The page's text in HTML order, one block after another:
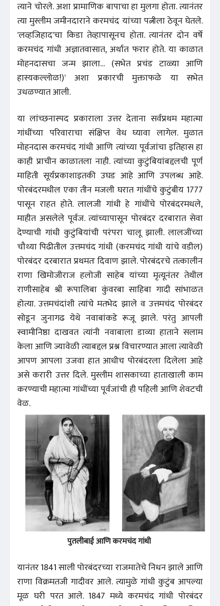
त्याने चोरले. अशा प्रामाणिक बापाचा हा मुलगा होता. त्यानंतर
त्या मुस्लीम जमीनदाराने करमचंद यांच्या पत्नीला ठेवून घेतले.
'लव्हजिहाद'चा किडा तेव्हापासूनच होता. त्यानंतर दोन वर्षे
करमचंद गांधी अज्ञातवासात, अर्थात फरार होते. या काळात
मोहनदासचा जन्म झाला… (सभेत प्रचंड टाळ्या आणि
हास्यकल्लोळ!)' अशा प्रकारची मुक्ताफळे या सभेत
उधळण्यात आली.
या लांच्छनास्पद प्रकाराला उत्तर देताना सर्वप्रथम महात्मा
गांधींच्या परिवाराचा संक्षिप्त वेध घ्यावा लागेल. मुळात
मोहनदास करमचंद गांधी आणि त्यांच्या पूर्वजांचा इतिहास हा
काही प्राचीन काळातला नाही. त्यांच्या कुटुंबियांबद्दलची पूर्ण
माहिती सूर्यप्रकाशाइतकी उघड आहे आणि उपलब्ध आहे.
पोरबंदरमधील एका तीन मजली घरात गांधींचे कुटुंबीय 1777
पासून राहत होते. लालजी गांधी हे गांधींचे पोरबंदरमधले,
माहीत असलेले पूर्वज. त्यांच्यापासून पोरबंदर दरबारात सेवा
देण्याची गांधी कुटुंबियांची परंपरा चालू झाली. लालजींच्या
चौथ्या पिढीतील उत्तमचंद गांधी (करमचंद गांधी यांचे वडील)
पोरबंदर दरबारात प्रथमतः दिवाण झाले. पोरबंदरचे तत्कालीन
राणा खिमोजीराज हलोजी साहेब यांच्या मृत्यूनंतर तेथील
राणीसाहेब श्री रूपालिबा कुंवरबा साहिबा गादी सांभाळत
होत्या. उत्तमचंदांशी त्यांचे मतभेद झाले व उत्तमचंद पोरबंदर
सोडून जुनागढ येथे नवाबांकडे रूजू झाले. परंतु आपली
स्वामीनिष्ठा दाखवत त्यांनी नवाबाला डाव्या हाताने सलाम
केला आणि ज्यावेळी त्याबद्दल प्रश्न विचारण्यात आला त्यावेळी
आपण आपला उजवा हात आधीच पोरबंदरला दिलेला आहे
असे करारी उत्तर दिले. मुस्लीम शासकाच्या हाताखाली काम
करण्याची महात्मा गांधींच्या पूर्वजांची ही पहिली आणि शेवटची
वेळ.
पुतलीबाई आणि करमचंद गांधी
यानंतर 1841 साली पोरबंदरच्या राजमातेचे निधन झाले आणि
राणा विक्रमतजी गादीवर आले. त्यामुळे गांधी कुटुंब आपल्या
मूळ घरी परत आले. 1847 मध्ये करमचंद गांधी पोरबंदर